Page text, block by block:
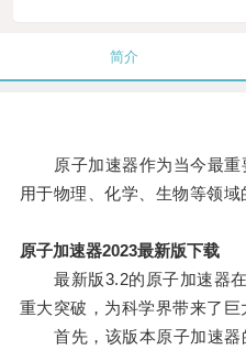
简介
原子加速器作为当今最重
用于物理、化学、生物等领域
原子加速器2023最新版下载
最新版3.2的原子加速器在
重大突破，为科学界带来了巨
首先，该版本原子加速器